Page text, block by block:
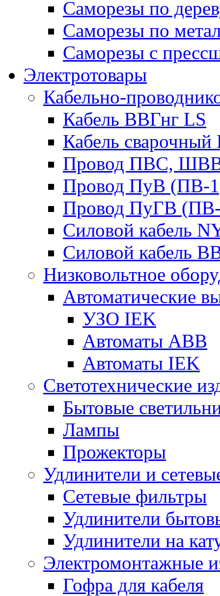
Саморезы по
Саморезы по
Саморезы с
Электротовары
Кабельно-
Кабель ВВГнг LS
Кабель
Провод ПВС,
Провод ПуВ (ПВ-
Провод ПуГВ
Силовой кабель
Силовой кабель
Низковольтное
Автоматические
УЗО IEK
Автоматы АВВ
Автоматы IEK
Светотехнические
Бытовые
Лампы
Прожекторы
Удлинители и
Сетевые фильтры
Удлинители
Удлинители на
Электромонтажные
Гофра для кабеля